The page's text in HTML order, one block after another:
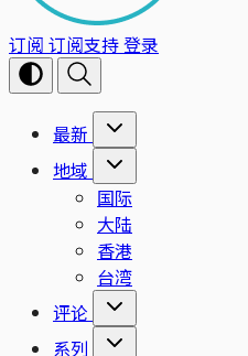
订阅 订阅支持登录
最新
地域
国际
大陆
香港
台湾
评论
系列